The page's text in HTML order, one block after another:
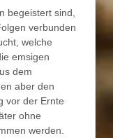
begeistert sind,
verbunden
welche
emsigen
dem
aber den
vor der Ernte
ohne
werden.